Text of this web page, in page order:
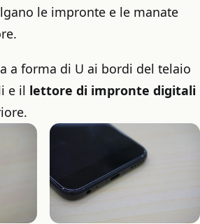
le impronte e le manate
a forma di U ai bordi del telaio
e il lettore di impronte digitali